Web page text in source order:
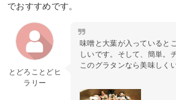
でおすすめです。
とどろことどヒ
ラリー
味噌と大葉が入っていると
しいです。そして、簡単。
このグラタンなら美味しく